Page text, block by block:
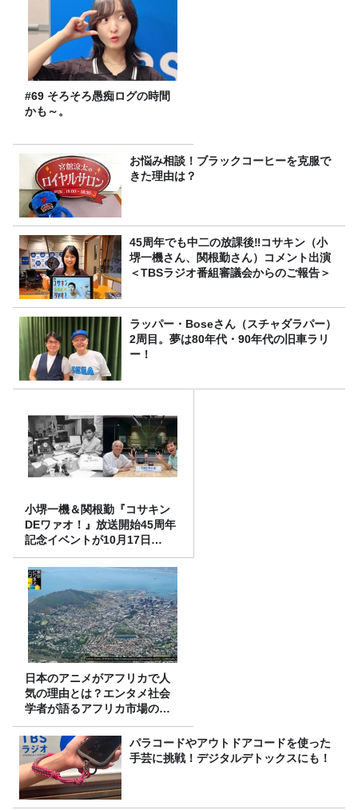
#69 そろそろ愚痴ログの時間
かも～。
お悩み相談！ブラックコーヒーを克服で
きた理由は？
45周年でも中二の放課後‼コサキン（小
堺一機さん、関根勤さん）コメント出演
＜TBSラジオ番組審議会からのご報告＞
ラッパー・Boseさん（スチャダラパー）
2周目。夢は80年代・90年代の旧車ラリ
ー！
小堺一機＆関根勤『コサキン
DEワァオ！』放送開始45周年
記念イベントが10月17日
（土）に開催決定！本日より
FC先行受付スタート！
日本のアニメがアフリカで人
気の理由とは？エンタメ社会
学者が語るアフリカ市場のリ
アル
パラコードやアウトドアコードを使った
手芸に挑戦！デジタルデトックスにも！